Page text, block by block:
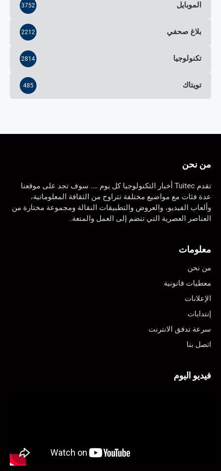
الموبايل 3752
بلاغ صحفي 2212
تكنولوجيا 2814
تويتاك 485
من نحن
تقدم Tuitec أخبار التكنولوجيا كل يوم …. سوف تجد على موقعنا
عدة فئات مع مواضيع مختلفة تتراوح من الثقافة المعلوماتية،
وألعاب الفيديو، والعروض والتطبيقات النقالة ومجموعة مختارة من
العناصر العصرية التي تنضم إلى العمل والمتعة.
معلومات
من نحن
معطيات قانونية
الإعلانات
إنتدابات
سرعة تدفق الانترنت
اتصل بنا
فيديو اليوم